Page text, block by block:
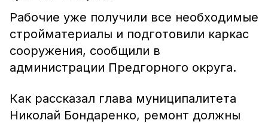
Рабочие уже получили все необходимые
стройматериалы и подготовили каркас
сооружения, сообщили в
администрации Предгорного округа.
Как рассказал глава муниципалитета
Николай Бондаренко, ремонт должны